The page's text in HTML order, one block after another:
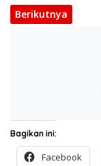
Berikutnya
Bagikan ini:
Facebook